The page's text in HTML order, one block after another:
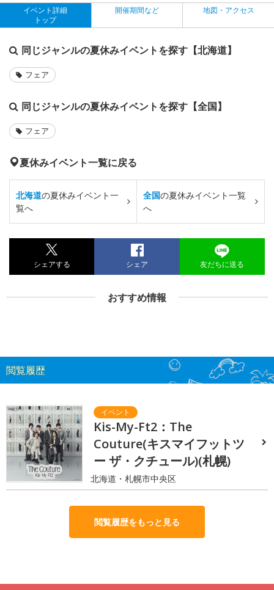
イベント詳細
トップ
開催期間など 地図・アクセス
同じジャンルの夏休みイベントを探す【北海道】
フェア
同じジャンルの夏休みイベントを探す【全国】
フェア
夏休みイベント一覧に戻る
北海道の夏休みイベント一
覧へ
全国の夏休みイベント一覧
へ
シェアする シェア 友だちに送る
おすすめ情報
閲覧履歴
Kis-My-Ft2：The
Couture(キスマイフットツ
ー ザ・クチュール)(札幌)
北海道・札幌市中央区
閲覧履歴をもっと見る